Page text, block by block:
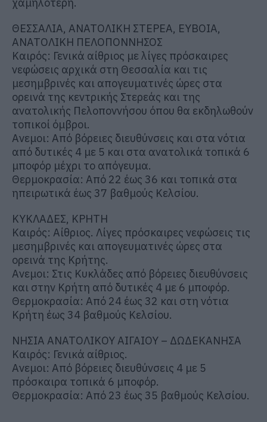
ΘΕΣΣΑΛΙΑ, ΑΝΑΤΟΛΙΚΗ ΣΤΕΡΕΑ, ΕΥΒΟΙΑ,
ΑΝΑΤΟΛΙΚΗ ΠΕΛΟΠΟΝΝΗΣΟΣ
Καιρός: Γενικά αίθριος με λίγες πρόσκαιρες
νεφώσεις αρχικά στη Θεσσαλία και τις
μεσημβρινές και απογευματινές ώρες στα
ορεινά της κεντρικής Στερεάς και της
ανατολικής Πελοποννήσου όπου θα εκδηλωθούν
τοπικοί όμβροι.
Ανεμοι: Από βόρειες διευθύνσεις και στα νότια
από δυτικές 4 με 5 και στα ανατολικά τοπικά 6
μποφόρ μέχρι το απόγευμα.
Θερμοκρασία: Από 22 έως 36 και τοπικά στα
ηπειρωτικά έως 37 βαθμούς Κελσίου.
ΚΥΚΛΑΔΕΣ, ΚΡΗΤΗ
Καιρός: Αίθριος. Λίγες πρόσκαιρες νεφώσεις τις
μεσημβρινές και απογευματινές ώρες στα
ορεινά της Κρήτης.
Ανεμοι: Στις Κυκλάδες από βόρειες διευθύνσεις
και στην Κρήτη από δυτικές 4 με 6 μποφόρ.
Θερμοκρασία: Από 24 έως 32 και στη νότια
Κρήτη έως 34 βαθμούς Κελσίου.
ΝΗΣΙΑ ΑΝΑΤΟΛΙΚΟΥ ΑΙΓΑΙΟΥ – ΔΩΔΕΚΑΝΗΣΑ
Καιρός: Γενικά αίθριος.
Ανεμοι: Από βόρειες διευθύνσεις 4 με 5
πρόσκαιρα τοπικά 6 μποφόρ.
Θερμοκρασία: Από 23 έως 35 βαθμούς Κελσίου.